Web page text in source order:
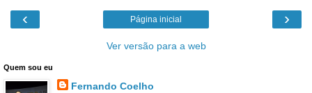
‹ ›
Página inicial
Ver versão para a web
Quem sou eu
Fernando Coelho